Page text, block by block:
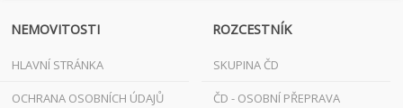
NEMOVITOSTI
HLAVNÍ STRÁNKA
OCHRANA OSOBNÍCH ÚDAJŮ
ROZCESTNÍK
SKUPINA ČD
ČD - OSOBNÍ PŘEPRAVA